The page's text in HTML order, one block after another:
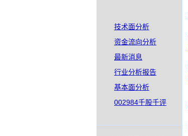
技术面分析
资金流向分析
最新消息
行业分析报告
基本面分析
002984千股千评